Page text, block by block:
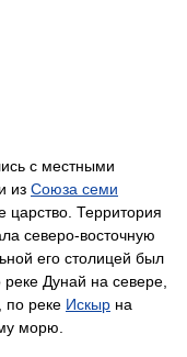
с местными
из Союза семи
царство. Территория
северо-восточную
его столицей был
Дунай на севере,
по реке Искыр на
морю.